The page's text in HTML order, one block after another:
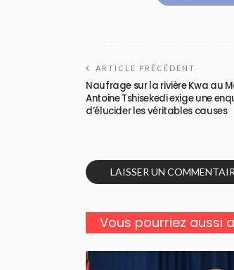
ARTICLE PRÉCÉDENT
Naufrage sur la rivière Kwa au
Antoine Tshisekedi exige une
d’élucider les véritables causes
LAISSER UN
Vous pourriez aussi